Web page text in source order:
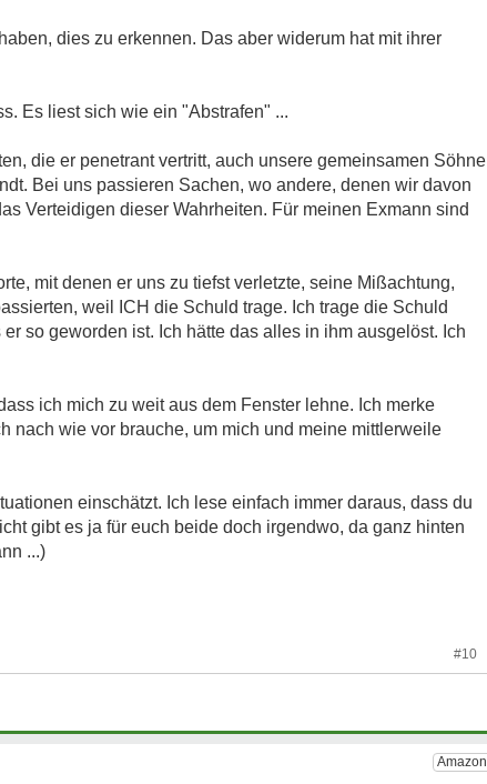
dies zu erkennen. Das aber widerum hat mit ihrer
Es liest sich wie ein "Abstrafen" ...
die er penetrant vertritt, auch unsere gemeinsamen Söhne
Bei uns passieren Sachen, wo andere, denen wir davon
Verteidigen dieser Wahrheiten. Für meinen Exmann sind
mit denen er uns zu tiefst verletzte, seine Mißachtung,
weil ICH die Schuld trage. Ich trage die Schuld
so geworden ist. Ich hätte das alles in ihm ausgelöst. Ich
ich mich zu weit aus dem Fenster lehne. Ich merke
nach wie vor brauche, um mich und meine mittlerweile
einschätzt. Ich lese einfach immer daraus, dass du
gibt es ja für euch beide doch irgendwo, da ganz hinten
...)
#10